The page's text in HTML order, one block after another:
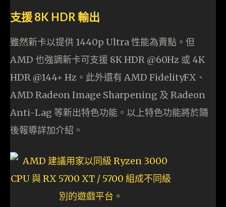
支援 8K HDR 輸出
雖然新卡以提供 1440p Ultra 性能為賣點。但
AMD 也強調新卡可支援 8K HDR @60Hz 或 4K
HDR @144+ Hz。此外還有 AMD FidelityFX、
AMD Radeon Image Sharpening 及 Radeon
Anti-Lag 等新出特色功能。以上特色功能將於隨
後報導詳加介紹。